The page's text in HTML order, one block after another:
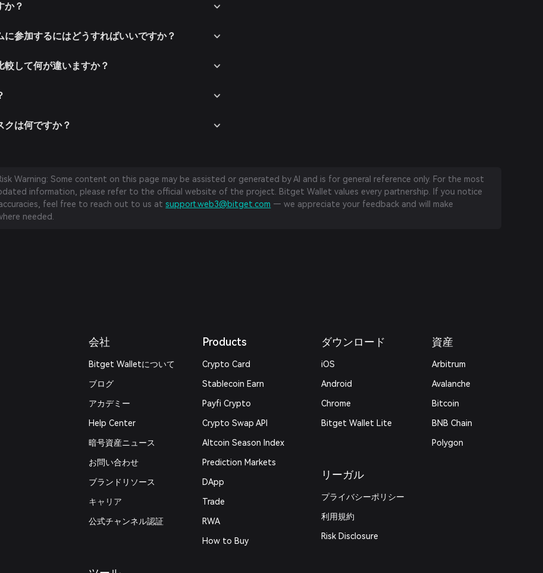
か？
参加するにはどうすればいいですか？
して何が違いますか？
クは何ですか？
Warning: Some content on this page may be assisted or generated by AI and is for general reference only. For the most
information, please refer to the official website of the project. Bitget Wallet values every partnership. If you notice
feel free to reach out to us atsupport.web3@bitget.com — we appreciate your feedback and will make
needed.
会社
Bitget Walletについて
ブログ
アカデミー
Help Center
暗号資産ニュース
お問い合わせ
ブランドリソース
キャリア
公式チャンネル認証
Products
Crypto Card
Stablecoin Earn
Payfi Crypto
Crypto Swap API
Altcoin Season Index
Prediction Markets
DApp
Trade
RWA
How to Buy
ダウンロード
iOS
Android
Chrome
Bitget Wallet Lite
リーガル
プライバシーポリシー
利用規約
Risk Disclosure
資産
Arbitrum
Avalanche
Bitcoin
BNB Chain
Polygon